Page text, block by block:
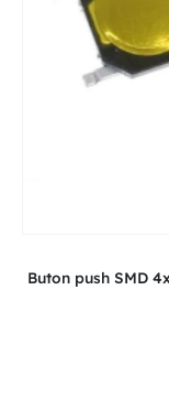
Buton push SMD